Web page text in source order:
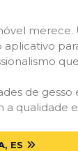
de
qualidade
ES